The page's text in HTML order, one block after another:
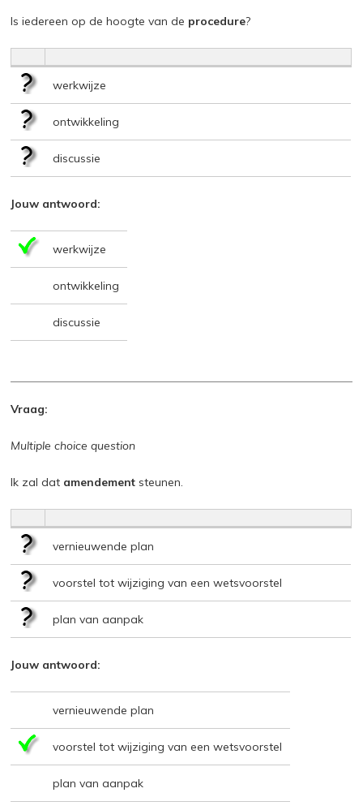
Is iedereen op de hoogte van de procedure?
werkwijze
ontwikkeling
discussie
Jouw antwoord:
werkwijze
ontwikkeling
discussie
Vraag:
Multiple choice question
Ik zal dat amendement steunen.
vernieuwende plan
voorstel tot wijziging van een wetsvoorstel
plan van aanpak
Jouw antwoord:
vernieuwende plan
voorstel tot wijziging van een wetsvoorstel
plan van aanpak